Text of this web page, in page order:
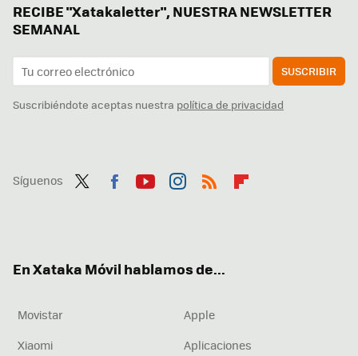
RECIBE "Xatakaletter", NUESTRA NEWSLETTER
SEMANAL
SUSCRIBIR
Suscribiéndote aceptas nuestra política de privacidad
Síguenos
En Xataka Móvil hablamos de...
Movistar
Apple
Xiaomi
Aplicaciones